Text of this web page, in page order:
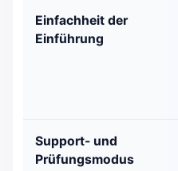
Einfachheit der
Einführung
Support- und
Prüfungsmodus